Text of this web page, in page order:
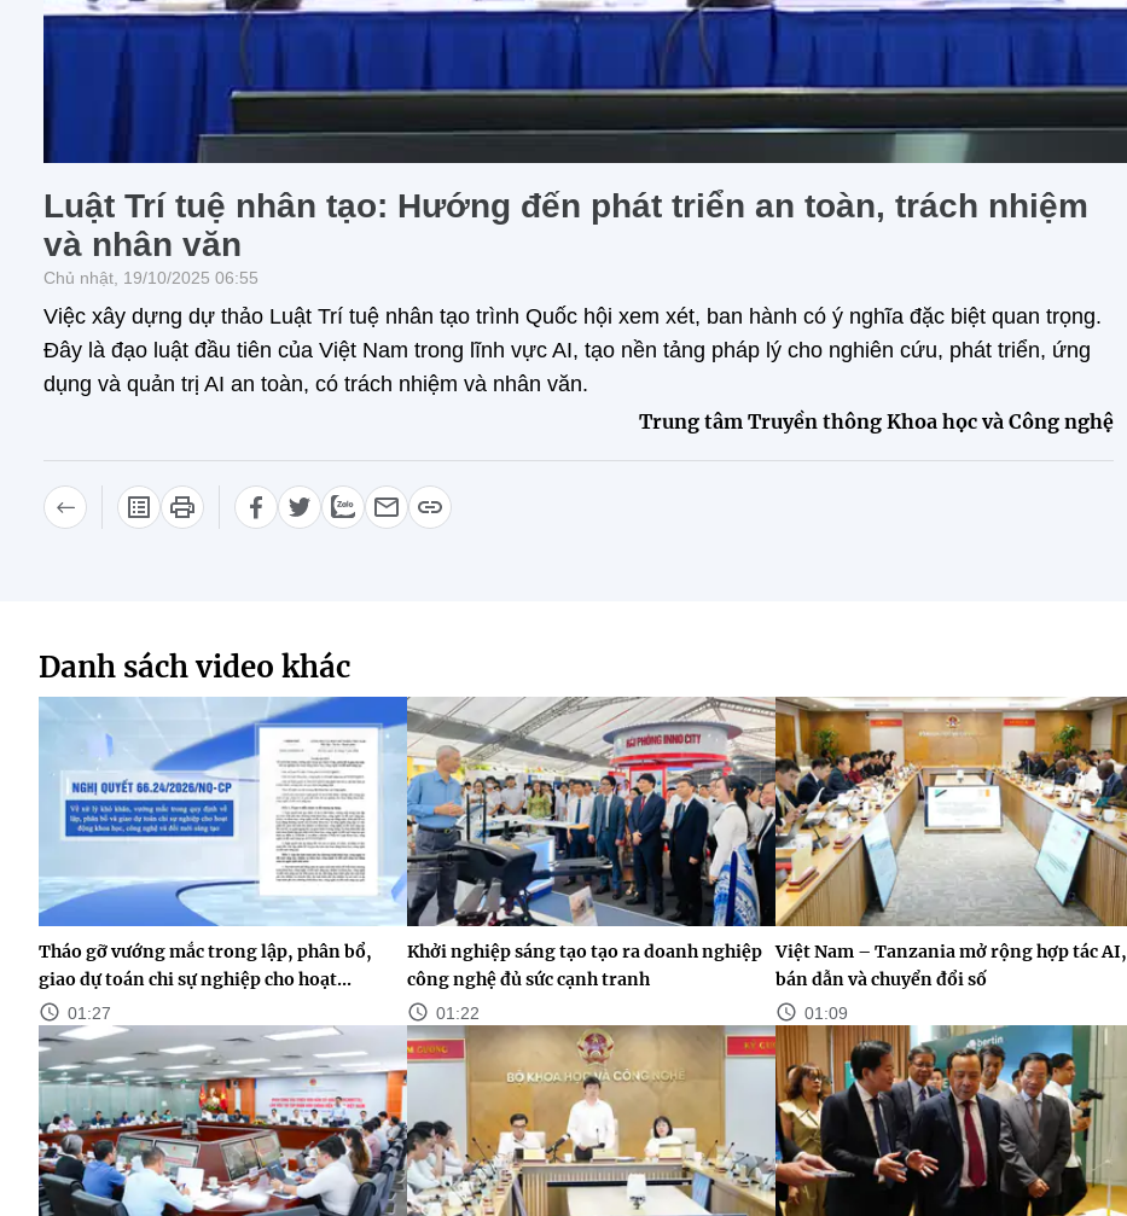
Luật Trí tuệ nhân tạo: Hướng đến phát triển an toàn, trách nhiệm
và nhân văn
Chủ nhật, 19/10/2025 06:55
Việc xây dựng dự thảo Luật Trí tuệ nhân tạo trình Quốc hội xem xét, ban hành có ý nghĩa đặc biệt quan trọng.
Đây là đạo luật đầu tiên của Việt Nam trong lĩnh vực AI, tạo nền tảng pháp lý cho nghiên cứu, phát triển, ứng
dụng và quản trị AI an toàn, có trách nhiệm và nhân văn.
Trung tâm Truyền thông Khoa học và Công nghệ
Danh sách video khác
Tháo gỡ vướng mắc trong lập, phân bổ,
giao dự toán chi sự nghiệp cho hoạt...
01:27
Khởi nghiệp sáng tạo tạo ra doanh nghiệp
công nghệ đủ sức cạnh tranh
01:22
Việt Nam – Tanzania mở rộng hợp tác AI,
bán dẫn và chuyển đổi số
01:09